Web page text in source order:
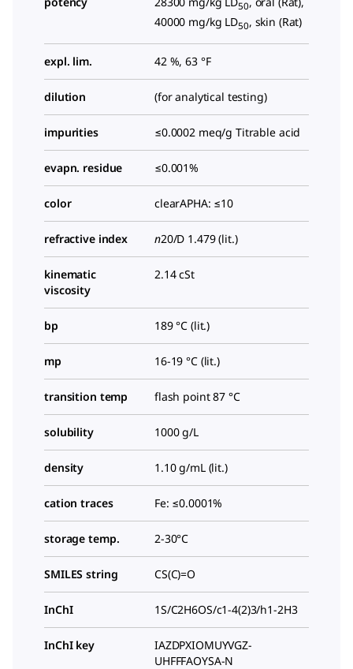
50
40000 mg/kg LD50, skin (Rat)
expl. lim. 42 %, 63 °F
dilution (for analytical testing)
impurities ≤0.0002 meq/g Titrable acid
evapn. residue ≤0.001%
color clearAPHA: ≤10
refractive index n20/D 1.479 (lit.)
kinematic
viscosity
2.14 cSt
bp 189 °C (lit.)
mp 16-19 °C (lit.)
transition temp flash point 87 °C
solubility 1000 g/L
density 1.10 g/mL (lit.)
cation traces Fe: ≤0.0001%
storage temp. 2-30°C
SMILES string CS(C)=O
InChI 1S/C2H6OS/c1-4(2)3/h1-2H3
InChI key
IAZDPXIOMUYVGZ-
UHFFFAOYSA-N